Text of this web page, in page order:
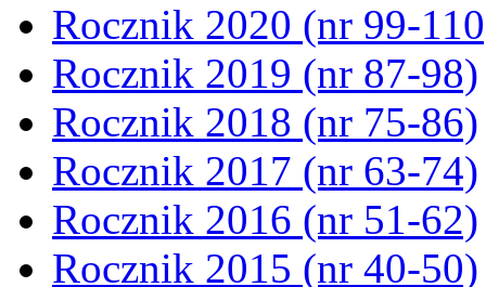
Rocznik 2020 (nr 99-
Rocznik 2019 (nr 87-98)
Rocznik 2018 (nr 75-86)
Rocznik 2017 (nr 63-74)
Rocznik 2016 (nr 51-62)
Rocznik 2015 (nr 40-50)